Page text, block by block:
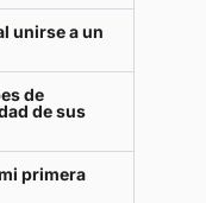
unirse a un
de
de sus
primera